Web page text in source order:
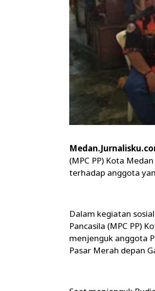
(MPC PP) Kota
terhadap anggota
Dalam kegiatan
Pancasila (MPC PP)
menjenguk anggota
Pasar Merah depan